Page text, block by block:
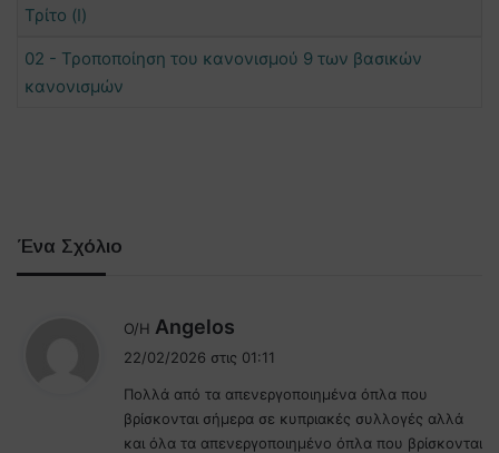
Τρίτο (Ι)
02 - Τροποποίηση του κανονισμού 9 των βασικών
κανονισμών
Ένα Σχόλιο
Ο/Η Angelos
ι
:
22/02/2026 στις 01:11
Πολλά από τα απενεργοποιημένα όπλα που
βρίσκονται σήμερα σε κυπριακές συλλογές αλλά
και όλα τα απενεργοποιημένο όπλα που βρίσκονται